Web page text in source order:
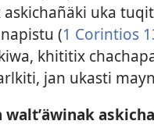
uka
(1 Corintios
khititix
jan ukasti